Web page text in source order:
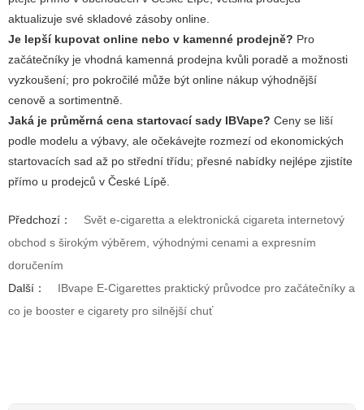
aktualizuje své skladové zásoby online.
Je lepší kupovat online nebo v kamenné prodejně? Pro
začátečníky je vhodná kamenná prodejna kvůli poradě a možnosti
vyzkoušení; pro pokročilé může být online nákup výhodnější
cenově a sortimentně.
Jaká je průměrná cena startovací sady IBVape? Ceny se liší
podle modelu a výbavy, ale očekávejte rozmezí od ekonomických
startovacích sad až po střední třídu; přesné nabídky nejlépe zjistíte
přímo u prodejců v České Lípě.
Předchozí：
Svět e-cigaretta a elektronická cigareta internetový
obchod s širokým výběrem, výhodnými cenami a expresním
doručením
Další：
IBvape E-Cigarettes praktický průvodce pro začátečníky a
co je booster e cigarety pro silnější chuť